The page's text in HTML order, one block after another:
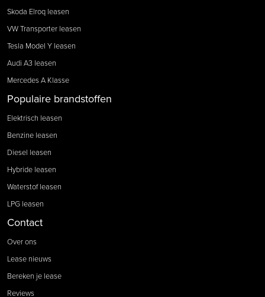
Skoda Elroq leasen
VW Transporter leasen
Tesla Model Y leasen
Audi A3 leasen
Mercedes A Klasse
Populaire brandstoffen
Elektrisch leasen
Benzine leasen
Diesel leasen
Hybride leasen
Waterstof leasen
LPG leasen
Contact
Over ons
Lease nieuws
Bereken je lease
Reviews